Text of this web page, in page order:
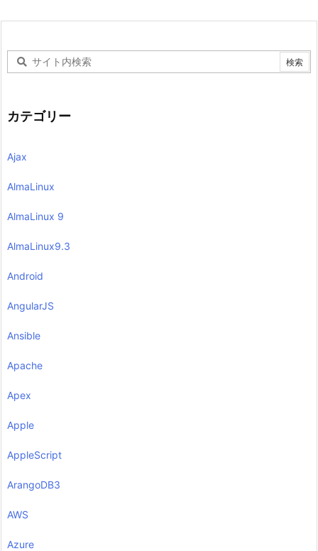
カテゴリー
Ajax
AlmaLinux
AlmaLinux 9
AlmaLinux9.3
Android
AngularJS
Ansible
Apache
Apex
Apple
AppleScript
ArangoDB3
AWS
Azure